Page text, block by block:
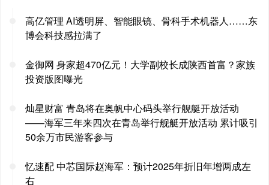
高亿管理 AI透明屏、智能眼镜、骨科手术机器人……东
博会科技感拉满了
金御网 身家超470亿元！大学副校长成陕西首富？家族
投资版图曝光
灿星财富 青岛将在奥帆中心码头举行舰艇开放活动
——海军三年来四次在青岛举行舰艇开放活动 累计吸引
50余万市民游客参与
忆速配 中芯国际赵海军：预计2025年折旧年增两成左
右